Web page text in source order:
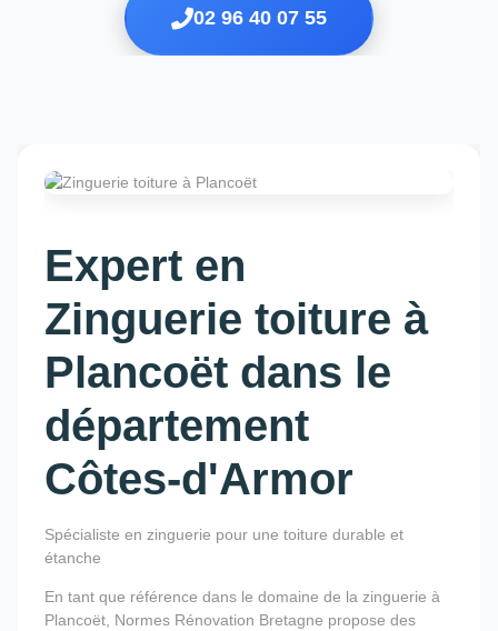
02 96 40 07 55
Expert en
Zinguerie toiture à
Plancoët dans le
département
Côtes-d'Armor
Spécialiste en zinguerie pour une toiture durable et
étanche
En tant que référence dans le domaine de la zinguerie à
Plancoët, Normes Rénovation Bretagne propose des